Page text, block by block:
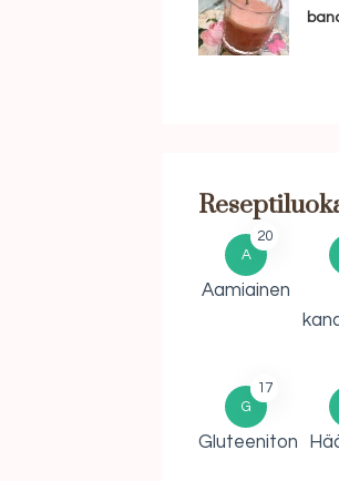
A
20
Aamiainen
G
17
Gluteeniton